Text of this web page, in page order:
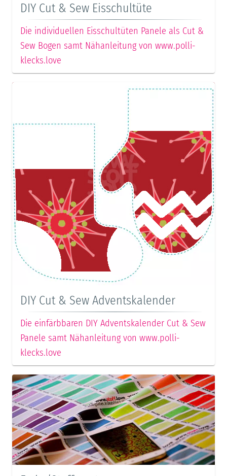
DIY Cut & Sew Eisschultüte
Die individuellen Eisschultüten Panele als Cut &
Sew Bogen samt Nähanleitung von www.polli-
klecks.love
DIY Cut & Sew Adventskalender
Die einfärbbaren DIY Adventskalender Cut & Sew
Panele samt Nähanleitung von www.polli-
klecks.love